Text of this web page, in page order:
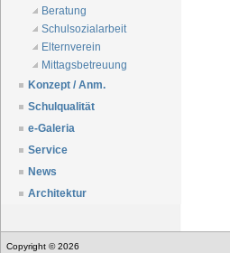
Beratung
Schulsozialarbeit
Elternverein
Mittagsbetreuung
Konzept / Anm.
Schulqualität
e-Galeria
Service
News
Architektur
Copyright © 2026